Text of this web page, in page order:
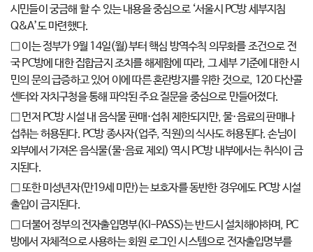
시민들이 궁금해 할 수 있는 내용을 중심으로 ‘서울시 PC방 세부지침
Q&A’도 마련했다.
□ 이는 정부가 9월 14일(월)부터 핵심 방역수칙 의무화를 조건으로 전
국 PC방에 대한 집합금지 조치를 해제함에 따라, 그 세부 기준에 대한 시
민의 문의 급증하고 있어 이에 따른 혼란방지를 위한 것으로, 120 다산콜
센터와 자치구청을 통해 파악된 주요 질문을 중심으로 만들어졌다.
□ 먼저 PC방 시설 내 음식물 판매·섭취 제한되지만, 물·음료의 판매나
섭취는 허용된다. PC방 종사자(업주, 직원)의 식사도 허용된다. 손님이
외부에서 가져온 음식물(물·음료 제외) 역시 PC방 내부에서는 취식이 금
지된다.
□ 또한 미성년자(만19세 미만)는 보호자를 동반한 경우에도 PC방 시설
출입이 금지된다.
□ 더불어 정부의 전자출입명부(KI-PASS)는 반드시 설치해야하며, PC
방에서 자체적으로 사용하는 회원 로그인 시스템으로 전자출입명부를